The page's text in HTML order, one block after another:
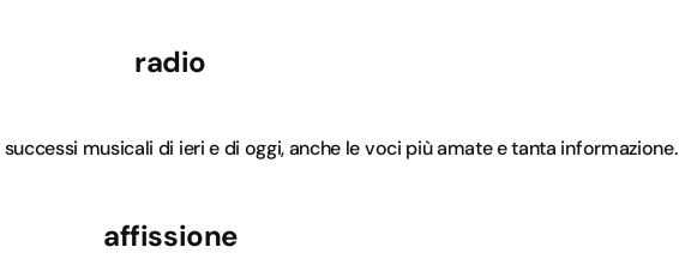
radio
musicali di ieri e di oggi, anche le voci più amate e tanta informazione.
affissione